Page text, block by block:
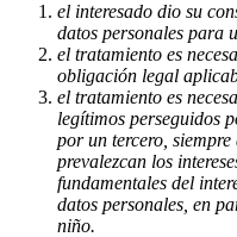
el interesado dio su
datos personales para
el tratamiento es
obligación legal
el tratamiento es
legítimos perseguidos
por un tercero, siempre
prevalezcan los
fundamentales del
datos personales, en
niño.